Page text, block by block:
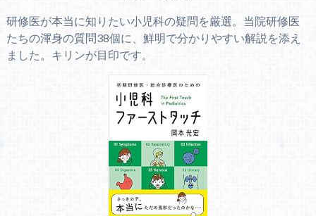
研修医が本当に知りたい小児科の疑問を厳選。当院研修医
たちの渾身の質問38個に、鮮明で分かりやすい解説を添え
ました。キリンが目印です。